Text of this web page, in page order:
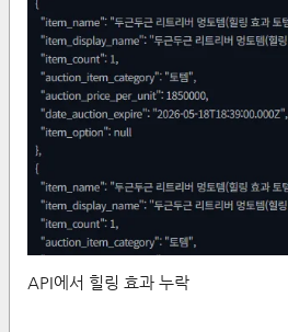
API에서 힐링 효과 누락